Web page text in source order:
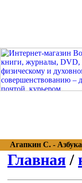
Агапкин С. - Азбука
Главная /